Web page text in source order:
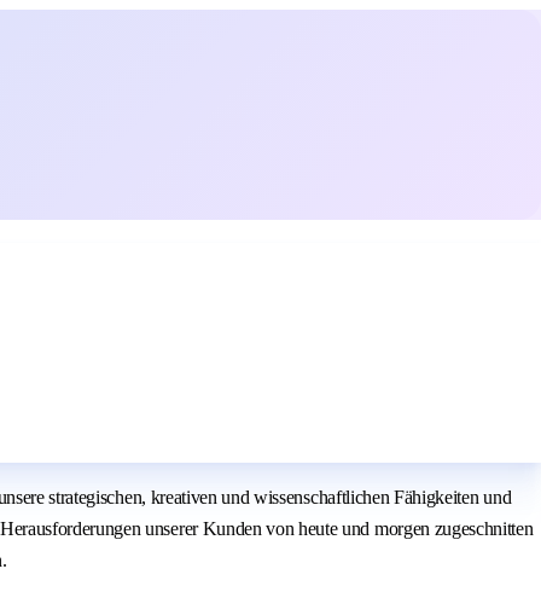
strategischen, kreativen und wissenschaftlichen Fähigkeiten und
unserer Kunden von heute und morgen zugeschnitten